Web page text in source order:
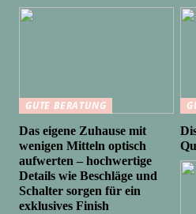
GUTE BERATUNG
Das eigene Zuhause mit
wenigen Mitteln optisch
aufwerten – hochwertige
Details wie Beschläge und
Schalter sorgen für ein
exklusives Finish